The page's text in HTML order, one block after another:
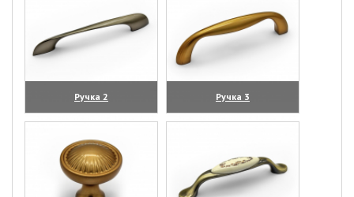
Ручка 2
(увеличить)
Ручка 3
(увеличить)